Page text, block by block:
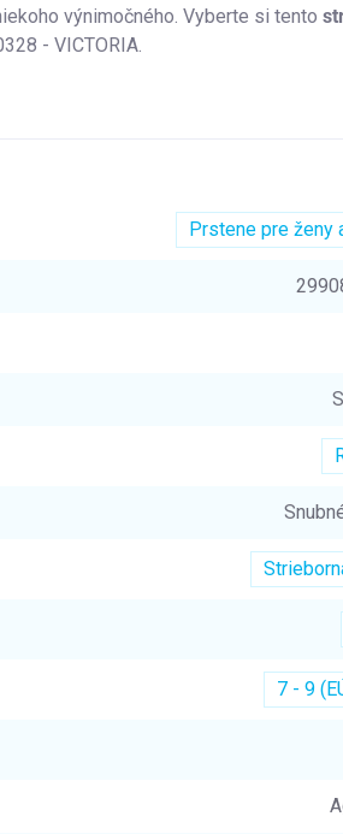
výnimočného. Vyberte si tento
- VICTORIA.
Prstene pre ženy
7 - 9